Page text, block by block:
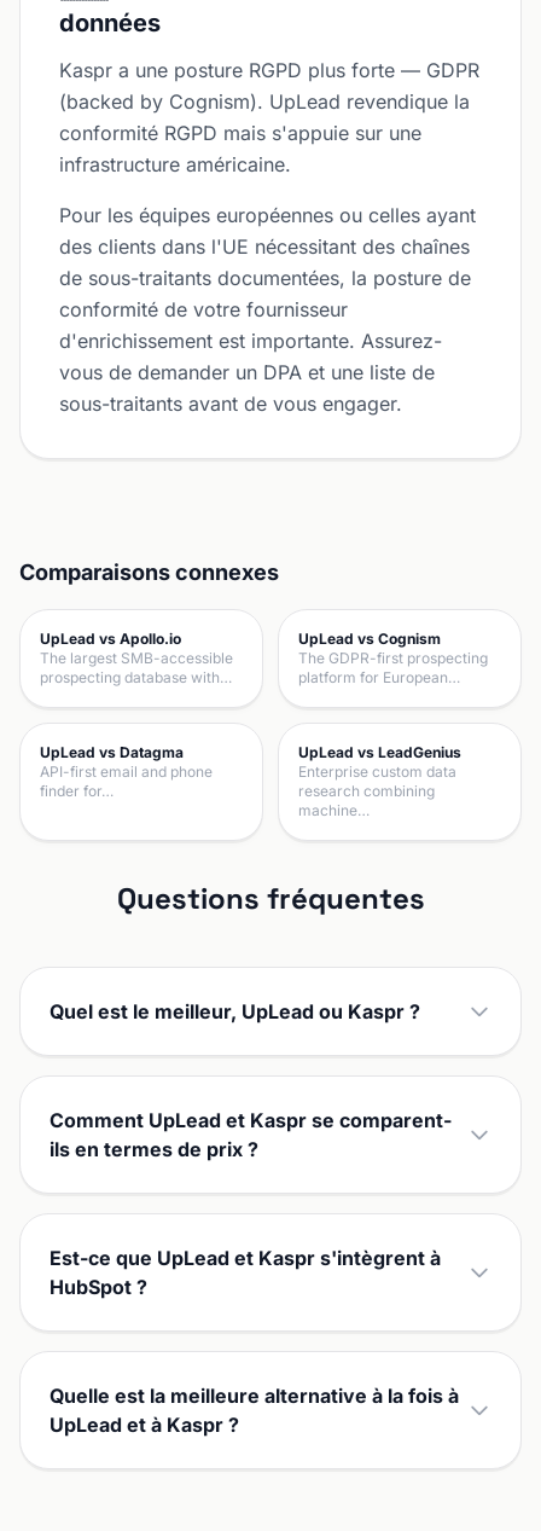
données
Kaspr a une posture RGPD plus forte — GDPR
(backed by Cognism). UpLead revendique la
conformité RGPD mais s'appuie sur une
infrastructure américaine.
Pour les équipes européennes ou celles ayant
des clients dans l'UE nécessitant des chaînes
de sous-traitants documentées, la posture de
conformité de votre fournisseur
d'enrichissement est importante. Assurez-
vous de demander un DPA et une liste de
sous-traitants avant de vous engager.
Comparaisons connexes
UpLead vs Apollo.io
The largest SMB-accessible
prospecting database with…
UpLead vs Cognism
The GDPR-first prospecting
platform for European…
UpLead vs Datagma
API-first email and phone
finder for…
UpLead vs LeadGenius
Enterprise custom data
research combining
machine…
Questions fréquentes
Quel est le meilleur, UpLead ou Kaspr ?
Comment UpLead et Kaspr se comparent-
ils en termes de prix ?
Est-ce que UpLead et Kaspr s'intègrent à
HubSpot ?
Quelle est la meilleure alternative à la fois à
UpLead et à Kaspr ?